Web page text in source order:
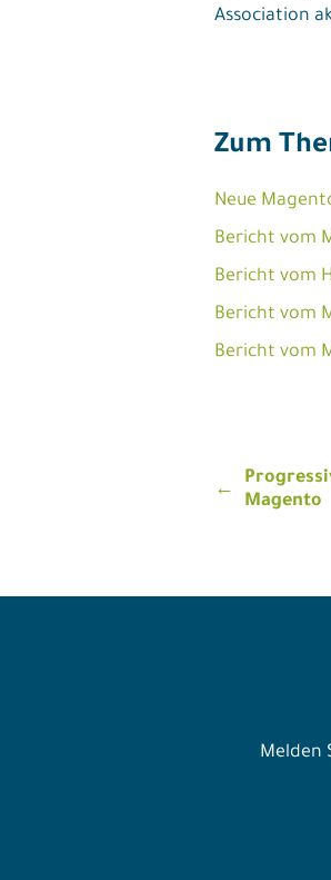
Association
Zum
Neue
Bericht vom
Bericht vom
Bericht vom
Bericht vom
Magento
Melden